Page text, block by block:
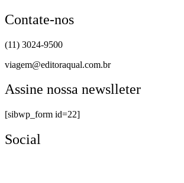
Contate-nos
(11) 3024-9500
viagem@editoraqual.com.br
Assine nossa newslleter
[sibwp_form id=22]
Social